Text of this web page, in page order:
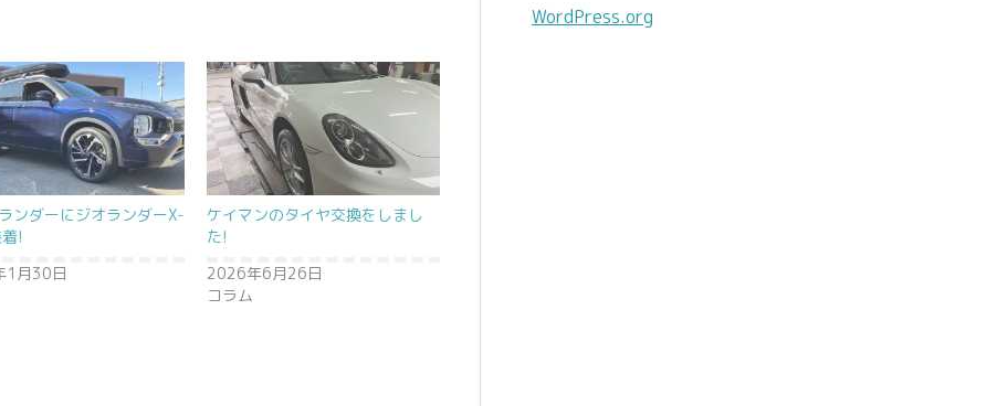
ンダーにジオランダーX-
!
1月30日
ケイマンのタイヤ交換をしまし
た!
2026年6月26日
コラム
WordPress.org